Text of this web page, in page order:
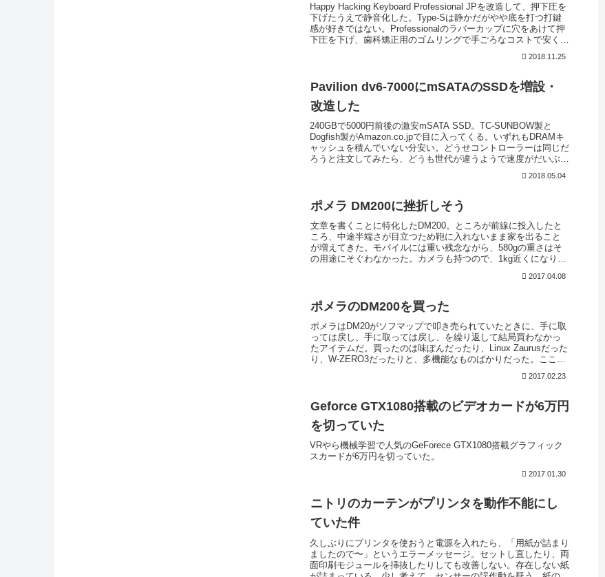
Happy Hacking Keyboard Professional JPを改造して、押下圧を
下げたうえで静音化した。Type-Sは静かだがやや底を打つ打鍵
感が好きではない。Professionalのラバーカップに穴をあけて押
下圧を下げ、歯科矯正用のゴムリングで手ごろなコストで安く静
2018.11.25
Pavilion dv6-7000にmSATAのSSDを増設・
改造した
240GBで5000円前後の激安mSATA SSD。TC-SUNBOW製と
Dogfish製がAmazon.co.jpで目に入ってくる。いずれもDRAMキ
ャッシュを積んでいない分安い。どうせコントローラーは同じだ
ろうと注文してみたら、どうも世代が違うようで速度がだいぶ違
2018.05.04
ポメラ DM200に挫折しそう
文章を書くことに特化したDM200。ところが前線に投入したと
ころ、中途半端さが目立つため鞄に入れないまま家を出ること
が増えてきた。モバイルには重い残念ながら、580gの重さはそ
の用途にそぐわなかった。カメラも持つので、1kg近くになり、
2017.04.08
ポメラのDM200を買った
ポメラはDM20がソフマップで叩き売られていたときに、手に取
っては戻し、手に取っては戻し、を繰り返して結局買わなかっ
たアイテムだ。買ったのは味ぽんだったり、Linux Zaurusだった
り、W-ZERO3だったりと、多機能なものばかりだった。ここに
2017.02.23
Geforce GTX1080搭載のビデオカードが6万円
を切っていた
VRやら機械学習で人気のGeForece GTX1080搭載グラフィック
スカードが6万円を切っていた。
2017.01.30
ニトリのカーテンがプリンタを動作不能にし
ていた件
久しぶりにプリンタを使おうと電源を入れたら、「用紙が詰まり
ましたので〜」というエラーメッセージ。セットし直したり、両
面印刷モジュールを挿抜したりしても改善しない。存在しない紙